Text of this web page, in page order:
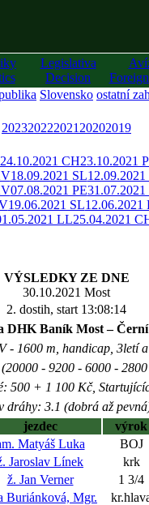
Legislativa
Decision
Slovensko ostatní
202320222021 20202019
24.10.2021 CH23.10.2021
18.09.2021 SL
07.08.2021 PE
19.06.2021 SL12.06.2021
LL25.04.2021
VÝSLEDKY ZE DNE
30.10.2021 Most
2. dostih, start 13:08:14
DHK Baník Most –
- 1600 m, handicap, 3letí
- 9200 - 6000 -
500 + 1 100 Kč,
dráhy: 3.1 (dobrá až
jezdec výrok
Matyáš Luka BOJ
Jaroslav Línek krk
ž. Jan Verner 1 3/4
Buriánková, Mgr.